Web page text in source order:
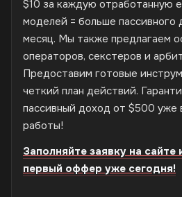
$10 за каждую отработанную
моделей = больше
месяц. Мы также предлагаем
операторов, секстеров и
Предоставим готовые
четкий план действий.
пассивный доход от $500 уже
работы!
Заполняйте заявку на сайте
первый оффер уже сегодня!